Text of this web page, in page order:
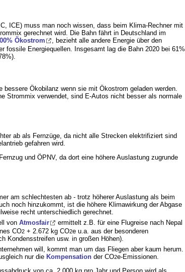
ICE)muss man noch wissen, dass beim Klima-Rechner mit
gerechnet wird. Die Bahn fährt in Deutschland im
Ökostrom
, bezieht alle andere Energie über den
fossile Energiequellen. Insgesamt lag die Bahn 2020 bei 61%
bessere Ökobilanz wenn sie mit Ökostrom geladen werden.
Strommix verwendet, sind E-Autos nicht besser als normale
ab als Fernzüge, da nicht alle Strecken elektrifiziert sind
gefahren wird.
und ÖPNV, da dort eine höhere Auslastung zugrunde
am schlechtesten ab - trotz höherer Auslastung als beim
noch hinzukommt, ist die höhere Klimawirkung der Abgase
recht unterschiedlich gerechnet.
von Atmosfair
ermittelt z.B. für eine Flugreise nach Nepal
CO2+ 2.672 kg CO2e u.a. aus der besonderen
Kondensstreifen usw. in großen Höhen).
will, kommt man um das Fliegen aber kaum herum.
nur die Kompensationder CO2e-Emissionen.